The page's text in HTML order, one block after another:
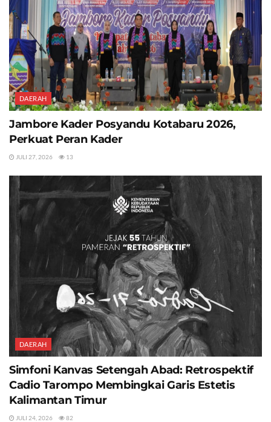
DAERAH
Jambore Kader Posyandu Kotabaru 2026,
Perkuat Peran Kader
JULI 27, 2026 13
DAERAH
Simfoni Kanvas Setengah Abad: Retrospektif
Cadio Tarompo Membingkai Garis Estetis
Kalimantan Timur
JULI 24, 2026 82